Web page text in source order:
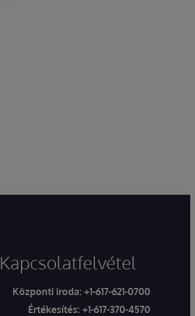
Kapcsolatfelvétel
Központi iroda: +1-617-621-0700
Értékesítés: +1-617-370-4570